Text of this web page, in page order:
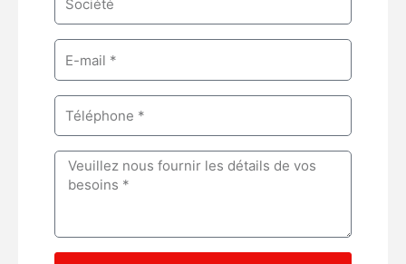
m
a
n
a
l
o